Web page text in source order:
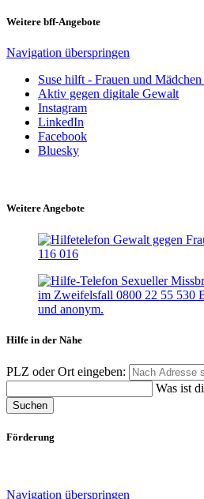
Weitere bff-Angebote
Navigation überspringen
Suse hilft - Frauen und
Aktiv gegen digitale Gewalt
Instagram
LinkedIn
Facebook
Bluesky
Weitere Angebote
Hilfe in der Nähe
PLZ oder Ort eingeben:
Was ist
Suchen
Förderung
Navigation überspringen